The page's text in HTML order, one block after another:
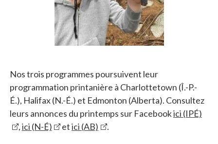
Nos trois programmes poursuivent leur
programmation printanière à Charlottetown (Î.-P.-
É.), Halifax (N.-É.) et Edmonton (Alberta). Consultez
leurs annonces du printemps sur Facebookici (IPÉ)
,ici (N-É) etici (AB) .